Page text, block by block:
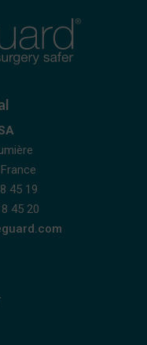
45 19
45 20